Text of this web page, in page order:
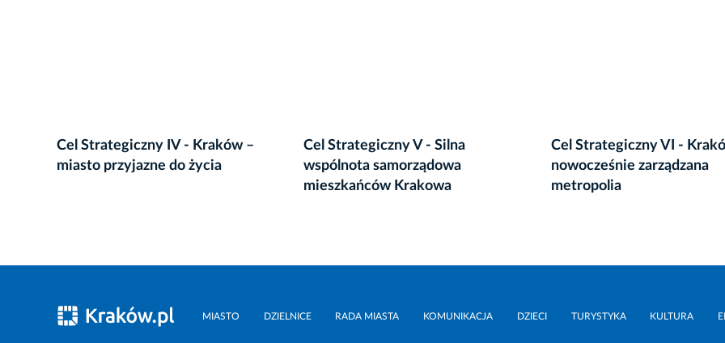
Cel Strategiczny IV - Kraków –
miasto przyjazne do życia
Cel Strategiczny V - Silna
wspólnota samorządowa
mieszkańców Krakowa
Cel Strategiczny VI -
nowocześnie zarządzana
metropolia
MIASTO DZIELNICE RADA MIASTA KOMUNIKACJA DZIECI TURYSTYKA KULTURA